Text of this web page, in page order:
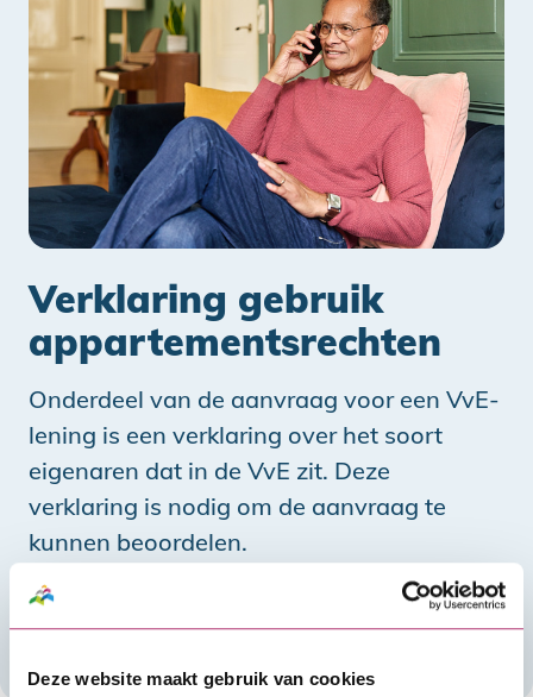
Deze website maakt gebruik van cookies
Verklaring gebruik
appartementsrechten
Onderdeel van de aanvraag voor een VvE-
lening is een verklaring over het soort
eigenaren dat in de VvE zit. Deze
verklaring is nodig om de aanvraag te
kunnen beoordelen.
Verklaring gebruik appartementsrechten
Vul de verklaring meteen in